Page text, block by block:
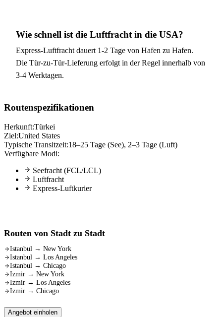
Wie schnell ist die Luftfracht in die USA?
Express-Luftfracht dauert 1-2 Tage von Hafen zu Hafen.
Die Tür-zu-Tür-Lieferung erfolgt in der Regel innerhalb von
3-4 Werktagen.
Routenspezifikationen
Herkunft:Türkei
Ziel:United States
Typische Transitzeit:18–25 Tage (See), 2–3 Tage (Luft)
Verfügbare Modi:
Seefracht (FCL/LCL)
Luftfracht
Express-Luftkurier
Routen von Stadt zu Stadt
Istanbul → New York
Istanbul → Los Angeles
Istanbul → Chicago
Izmir → New York
Izmir → Los Angeles
Izmir → Chicago
Angebot einholen